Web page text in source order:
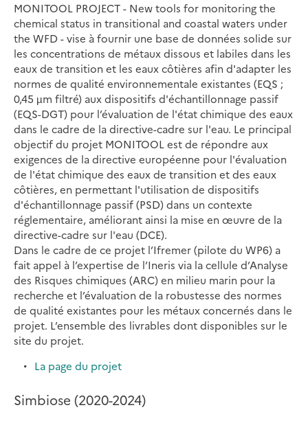
MONITOOL PROJECT - New tools for monitoring the
chemical status in transitional and coastal waters under
the WFD - vise à fournir une base de données solide sur
les concentrations de métaux dissous et labiles dans les
eaux de transition et les eaux côtières afin d'adapter les
normes de qualité environnementale existantes (EQS ;
0,45 µm filtré) aux dispositifs d'échantillonnage passif
(EQS-DGT) pour l’évaluation de l'état chimique des eaux
dans le cadre de la directive-cadre sur l'eau. Le principal
objectif du projet MONITOOL est de répondre aux
exigences de la directive européenne pour l'évaluation
de l'état chimique des eaux de transition et des eaux
côtières, en permettant l'utilisation de dispositifs
d'échantillonnage passif (PSD) dans un contexte
réglementaire, améliorant ainsi la mise en œuvre de la
directive-cadre sur l'eau (DCE).
Dans le cadre de ce projet l’Ifremer (pilote du WP6) a
fait appel à l’expertise de l’Ineris via la cellule d’Analyse
des Risques chimiques (ARC) en milieu marin pour la
recherche et l’évaluation de la robustesse des normes
de qualité existantes pour les métaux concernés dans le
projet. L’ensemble des livrables dont disponibles sur le
site du projet.
La page du projet
Simbiose (2020-2024)